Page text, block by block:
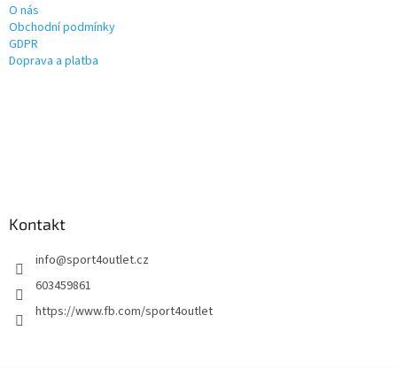
O nás
Obchodní podmínky
GDPR
Doprava a platba
Kontakt
info@sport4outlet.cz
603459861
https://www.fb.com/sport4outlet